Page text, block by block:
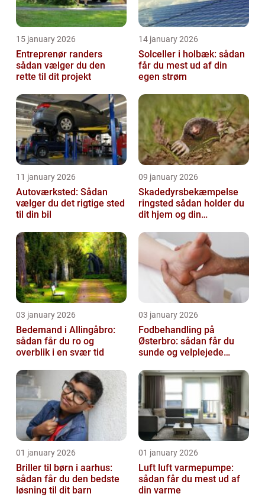
15 january 2026
Entreprenør randers
sådan vælger du den
rette til dit projekt
14 january 2026
Solceller i holbæk: sådan
får du mest ud af din
egen strøm
11 january 2026
Autoværksted: Sådan
vælger du det rigtige sted
til din bil
09 january 2026
Skadedyrsbekæmpelse
ringsted sådan holder du
dit hjem og din
gæster
03 january 2026
Bedemand i Allingåbro:
sådan får du ro og
overblik i en svær tid
03 january 2026
Fodbehandling på
Østerbro: sådan får du
sunde og velplejede
01 january 2026
Briller til børn i aarhus:
sådan får du den bedste
løsning til dit barn
01 january 2026
Luft luft varmepumpe:
sådan får du mest ud af
din varme